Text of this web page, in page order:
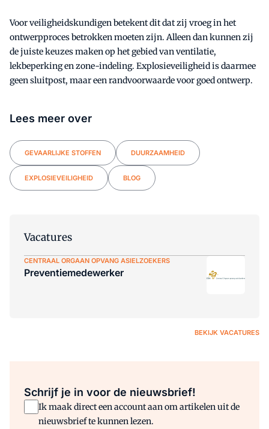
Voor veiligheidskundigen betekent dit dat zij vroeg in het
ontwerpproces betrokken moeten zijn. Alleen dan kunnen zij
de juiste keuzes maken op het gebied van ventilatie,
lekbeperking en zone-indeling. Explosieveiligheid is daarmee
geen sluitpost, maar een randvoorwaarde voor goed ontwerp.
Lees meer over
GEVAARLIJKE STOFFEN DUURZAAMHEID
EXPLOSIEVEILIGHEID BLOG
Vacatures
CENTRAAL ORGAAN OPVANG ASIELZOEKERS
Preventiemedewerker
BEKIJK VACATURES
Schrijf je in voor de nieuwsbrief!
Ik maak direct een account aan om artikelen uit de
nieuwsbrief te kunnen lezen.